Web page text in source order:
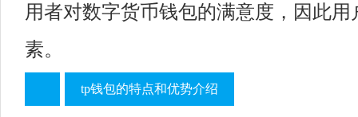
用者对数字货币钱包的满意度，因此
素。
tp钱包的特点和优势介绍